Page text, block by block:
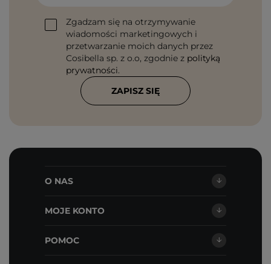
Zgadzam się na otrzymywanie
wiadomości marketingowych i
przetwarzanie moich danych przez
Cosibella sp. z o.o, zgodnie z polityką
prywatności.
ZAPISZ SIĘ
O NAS
MOJE KONTO
POMOC